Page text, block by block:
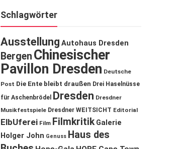
Schlagwörter
Ausstellung Autohaus Dresden
Bergen Chinesischer
Pavillon Dresden Deutsche
Post Die Ente bleibt draußen Drei Haselnüsse
für Aschenbrödel
Dresden Dresdner
Musikfestspiele Dresdner WEITSICHT Editorial
ElbUferei Film Filmkritik Galerie
Holger John Genuss Haus des